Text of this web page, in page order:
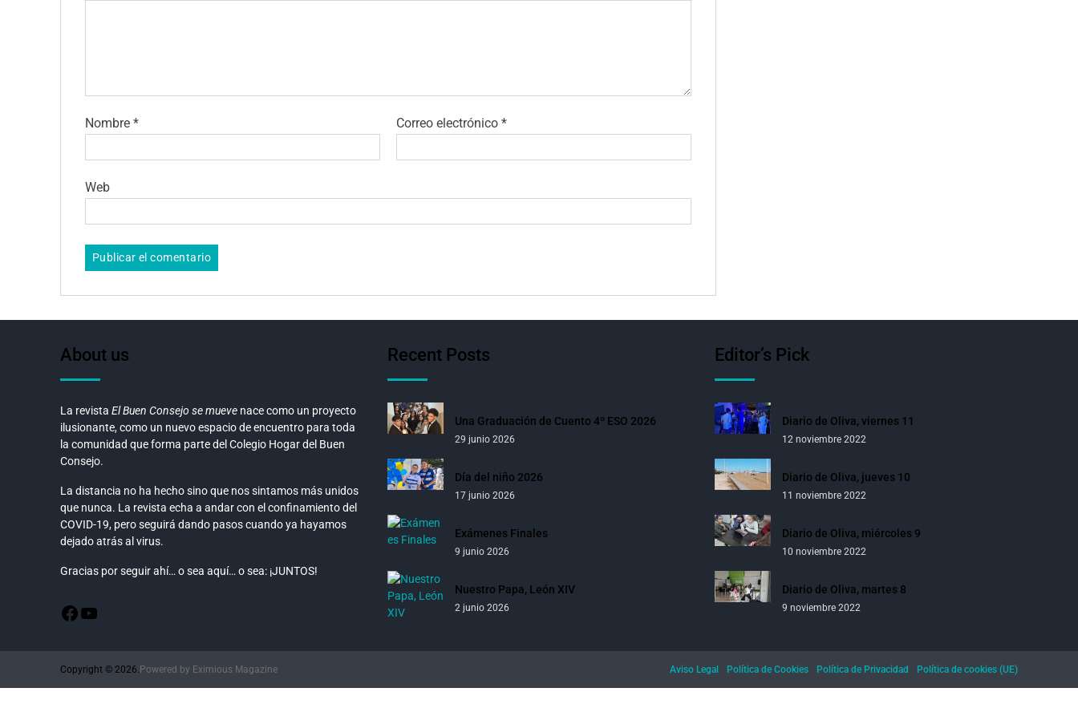
Nombre * Correo electrónico *
Web
About us
La revista El Buen Consejo se mueve nace como un proyecto
ilusionante, como un nuevo espacio de encuentro para toda
la comunidad que forma parte del Colegio Hogar del Buen
Consejo.
La distancia no ha hecho sino que nos sintamos más unidos
que nunca. La revista echa a andar con el confinamiento del
COVID-19, pero seguirá dando pasos cuando ya hayamos
dejado atrás al virus.
Gracias por seguir ahí… o sea aquí… o sea: ¡JUNTOS!
Recent Posts
Una Graduación de Cuento 4º ESO 2026
29 junio 2026
Día del niño 2026
17 junio 2026
Exámenes Finales
9 junio 2026
Nuestro Papa, León XIV
2 junio 2026
Editor’s Pick
Diario de Oliva, viernes 11
12 noviembre 2022
Diario de Oliva, jueves 10
11 noviembre 2022
Diario de Oliva, miércoles 9
10 noviembre 2022
Diario de Oliva, martes 8
9 noviembre 2022
Copyright © 2026. Powered by Eximious Magazine Aviso Legal Política de Cookies Política de Privacidad Política de cookies (UE)